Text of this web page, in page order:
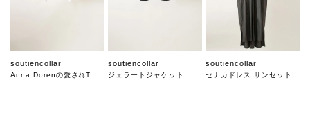
soutiencollar
Anna Dorenの愛されT
soutiencollar
ジェラートジャケット
soutiencollar
セナカドレス サンセット